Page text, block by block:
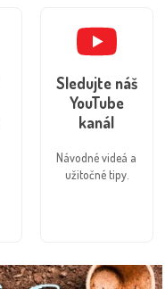
Sledujte náš
YouTube
kanál
Návodné videá a
užitočné tipy.